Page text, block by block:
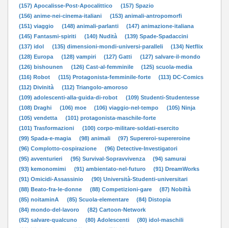
(157) Apocalisse-Post-Apocalittico
(157) Spazio
(156) anime-nei-cinema-italiani
(153) animali-antropomorfi
(151) viaggio
(148) animali-parlanti
(147) animazione-italiana
(145) Fantasmi-spiriti
(140) Nudità
(139) Spade-Spadaccini
(137) idol
(135) dimensioni-mondi-universi-paralleli
(134) Netflix
(128) Europa
(128) vampiri (127) Gatti
(127) salvare-il-mondo
(126) bishounen
(126) Cast-al-femminile
(125) scuola-media
(116) Robot
(115) Protagonista-femminile-forte
(113) DC-Comics
(112) Divinità
(112) Triangolo-amoroso
(109) adolescenti-alla-guida-di-robot
(109) Studenti-Studentesse
(108) Draghi
(106) moe (106) viaggio-nel-tempo
(105) Ninja
(105) vendetta
(101) protagonista-maschile-forte
(101) Trasformazioni
(100) corpo-militare-soldati-esercito
(99) Spada-e-magia
(98) animali
(97) Supereroi-supereroine
(96) Complotto-cospirazione
(96) Detective-Investigatori
(95) avventurieri
(95) Survival-Sopravvivenza
(94) samurai
(93) kemonomimi
(91) ambientato-nel-futuro
(91) DreamWorks
(91) Omicidi-Assassinio
(90) Università-Studenti-universitari
(88) Beato-fra-le-donne
(88) Competizioni-gare
(87) Nobiltà
(85) noitaminA
(85) Scuola-elementare
(84) Distopia
(84) mondo-del-lavoro
(82) Cartoon-Network
(82) salvare-qualcuno
(80) Adolescenti
(80) idol-maschili